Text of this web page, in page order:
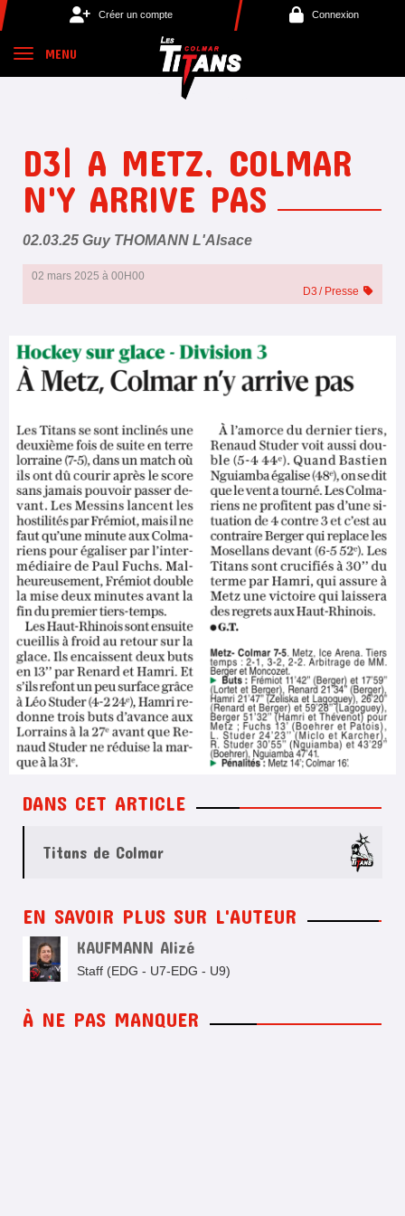
Créer un compte Connexion
MENU
D3| A METZ, COLMAR
N'Y ARRIVE PAS
02.03.25 Guy THOMANN L'Alsace
02 mars 2025 à 00H00
D3
Presse
DANS CET ARTICLE
Titans de Colmar
EN SAVOIR PLUS SUR L'AUTEUR
KAUFMANN Alizé
Staff (EDG - U7-EDG - U9)
À NE PAS MANQUER
D3| Les Titans terminent en fanfare
D3| Les Titans pour une revanche à Metz
Panneau de gestion des cookies